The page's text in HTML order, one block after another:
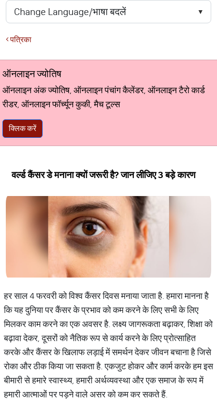
पत्रिका
ऑनलाइन ज्योतिष
ऑनलाइन अंक ज्योतिष, ऑनलाइन पंचांग कैलेंडर, ऑनलाइन टैरो कार्ड
रीडर, ऑनलाइन फॉर्च्यून कुकी, मैच टूल्स
क्लिक करें
वर्ल्ड कैंसर डे मनाना क्यों जरूरी है? जान लीजिए 3 बड़े कारण
हर साल 4 फरवरी को विश्व कैंसर दिवस मनाया जाता है. हमारा मानना है
कि यह दुनिया पर कैंसर के प्रभाव को कम करने के लिए सभी के लिए
मिलकर काम करने का एक अवसर है. लक्ष्य जागरूकता बढ़ाकर, शिक्षा को
बढ़ावा देकर, दूसरों को नैतिक रूप से कार्य करने के लिए प्रोत्साहित
करके और कैंसर के खिलाफ लड़ाई में समर्थन देकर जीवन बचाना है जिसे
रोका और ठीक किया जा सकता है. एकजुट होकर और कार्म करके हम इस
बीमारी से हमारे स्वास्थ्य, हमारी अर्थव्यवस्था और एक समाज के रूप में
हमारी आत्माओं पर पड़ने वाले असर को कम कर सकते हैं.